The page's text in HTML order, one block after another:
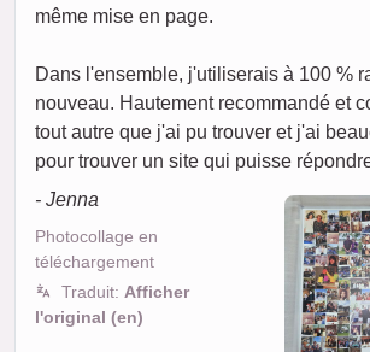
même mise en page.
Dans l'ensemble, j'utiliserais à 100 %
nouveau. Hautement recommandé et
tout autre que j'ai pu trouver et j'ai
pour trouver un site qui puisse
- Jenna
Photocollage en
téléchargement
Traduit: Afficher
l'original (en)